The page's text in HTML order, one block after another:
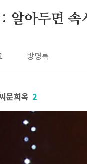
알아두면 속
방명록
문희옥 2